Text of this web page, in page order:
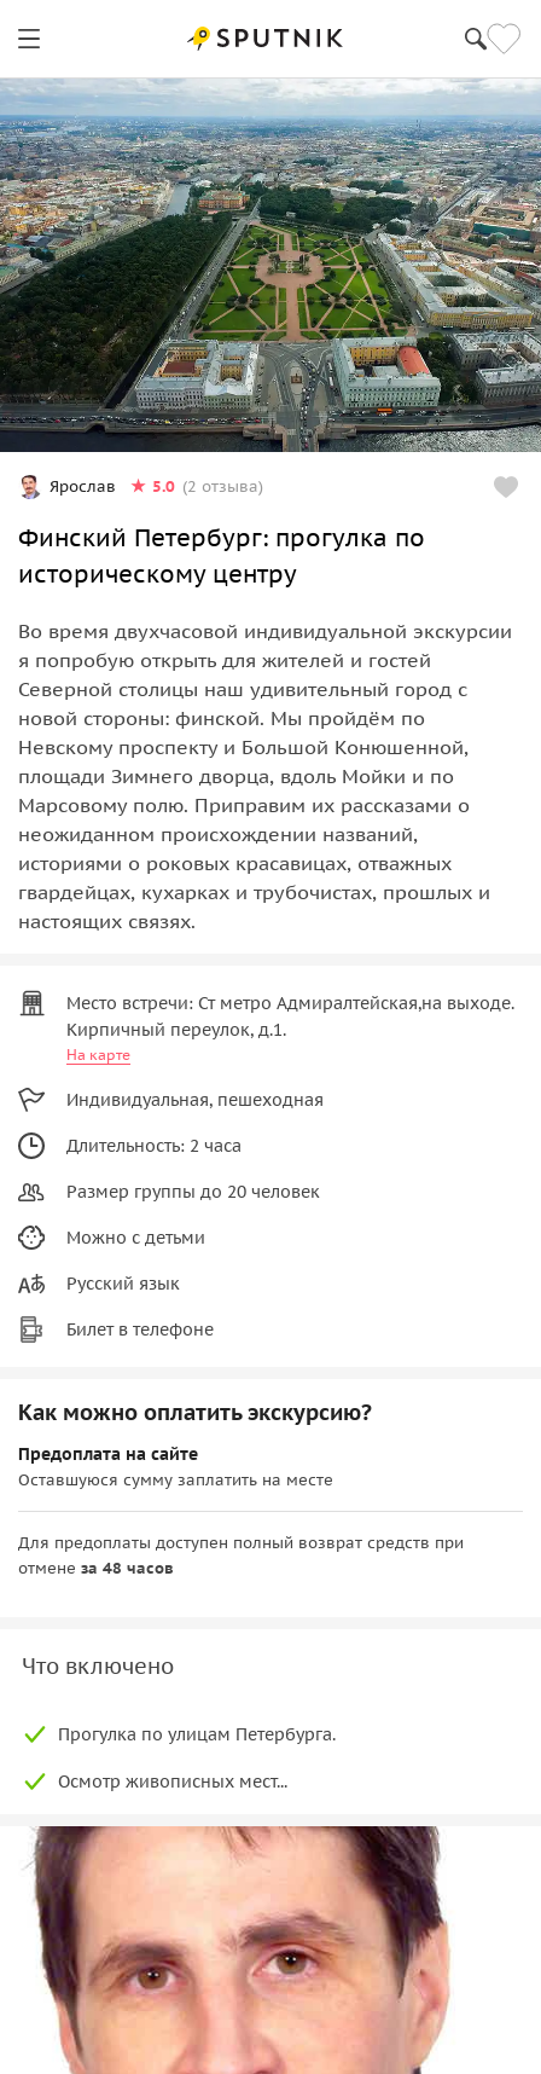
Санкт-Петербург
Ярослав 5.0 (2 отзыва)
Финский Петербург: прогулка по
историческому центру
Во время двухчасовой индивидуальной экскурсии
я попробую открыть для жителей и гостей
Северной столицы наш удивительный город с
новой стороны: финской. Мы пройдём по
Невскому проспекту и Большой Конюшенной,
площади Зимнего дворца, вдоль Мойки и по
Марсовому полю. Приправим их рассказами о
неожиданном происхождении названий,
историями о роковых красавицах, отважных
гвардейцах, кухарках и трубочистах, прошлых и
настоящих связях.
Место встречи: Ст метро Адмиралтейская,на выходе.
Кирпичный переулок, д.1.
На карте
Индивидуальная, пешеходная
Длительность: 2 часа
Размер группы до 20 человек
Можно с детьми
Русский язык
Билет в телефоне
Как можно оплатить экскурсию?
Предоплата на сайте
Оставшуюся сумму заплатить на месте
Для предоплаты доступен полный возврат средств при
отмене за 48 часов
Что включено
Прогулка по улицам Петербурга.
Осмотр живописных мест...